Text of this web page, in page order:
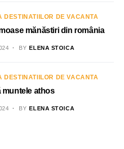
DESTINATIILOR DE VACANTA
mănăstiri din românia
BY ELENA STOICA
DESTINATIILOR DE VACANTA
muntele athos
BY ELENA STOICA